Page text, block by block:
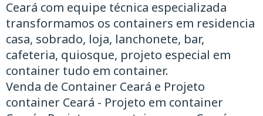
Ceará com equipe técnica especializada
transformamos os containers em residencia
casa, sobrado, loja, lanchonete, bar,
cafeteria, quiosque, projeto especial em
container tudo em container.
Venda de Container Ceará e Projeto
container Ceará - Projeto em container